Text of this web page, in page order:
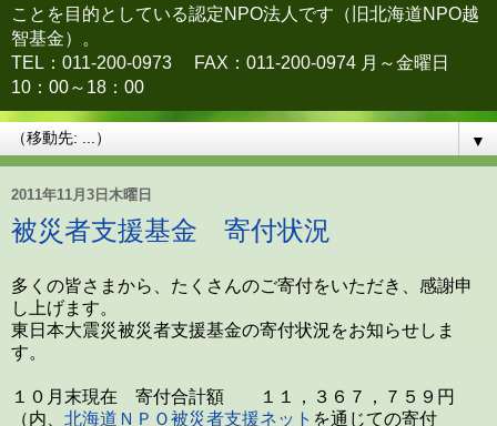
ことを目的としている認定NPO法人です（旧北海道NPO越
智基金）。
TEL：011-200-0973 FAX：011-200-0974 月～金曜日
10：00～18：00
▼
2011年11月3日木曜日
被災者支援基金 寄付状況
多くの皆さまから、たくさんのご寄付をいただき、感謝申
し上げます。
東日本大震災被災者支援基金の寄付状況をお知らせしま
す。
１０月末現在 寄付合計額 １１，３６７，７５９円
（内、 北海道ＮＰＯ被災者支援ネット を通じての寄付